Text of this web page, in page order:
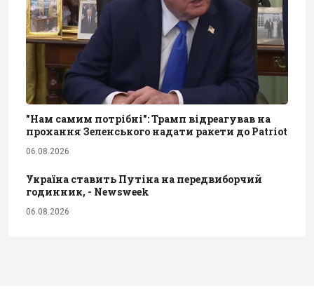
"Нам самим потрібні": Трамп відреагував на
прохання Зеленського надати ракети до Patriot
06.08.2026
Україна ставить Путіна на передвиборчий
годинник, - Newsweek
06.08.2026